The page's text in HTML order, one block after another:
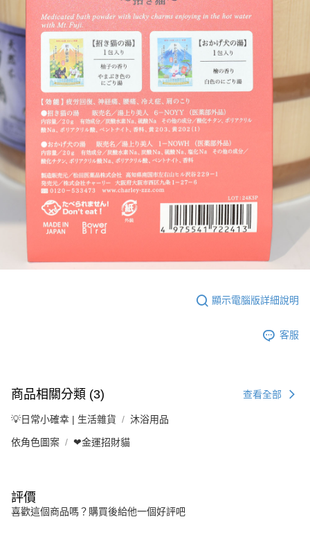
顯示電腦版詳細說明
客服
商品相關分類 (3) 查看全部
💡日常小確幸 | 生活雜貨 沐浴用品
依角色圖案 ❤金運招財貓
評價
喜歡這個商品嗎？購買後給他一個好評吧